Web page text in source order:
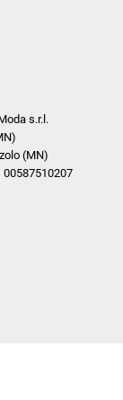
s.r.l.
(MN)
00587510207